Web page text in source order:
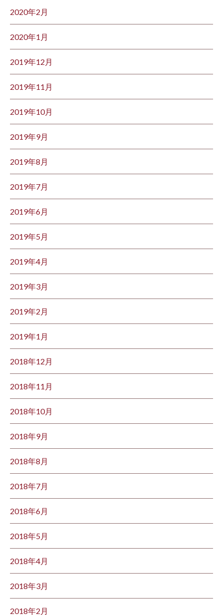
2020年2月
2020年1月
2019年12月
2019年11月
2019年10月
2019年9月
2019年8月
2019年7月
2019年6月
2019年5月
2019年4月
2019年3月
2019年2月
2019年1月
2018年12月
2018年11月
2018年10月
2018年9月
2018年8月
2018年7月
2018年6月
2018年5月
2018年4月
2018年3月
2018年2月